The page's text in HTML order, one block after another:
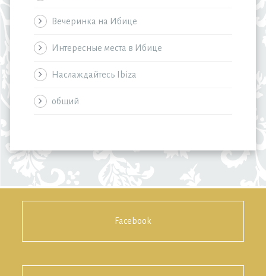
Вечеринка на Ибице
Интересные места в Ибице
Наслаждайтесь Ibiza
общий
Facebook